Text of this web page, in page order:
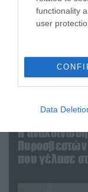
functionality
user
Data
Η
Πυροσβεστών
που γέλασε